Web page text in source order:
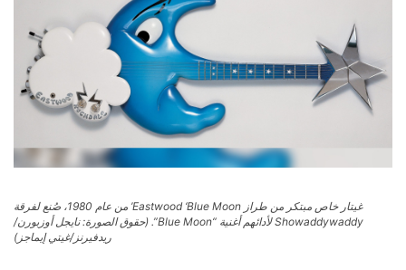
غيتار خاص مبتكر من طراز Eastwood ‘Blue Moon’ من عام 1980، صُنع لفرقة
Showaddywaddy لأدائهم أغنية “Blue Moon”.
(حقوق الصورة: نايجل أوزبورن/
ريدفيرنز/غيتي إيماجز)